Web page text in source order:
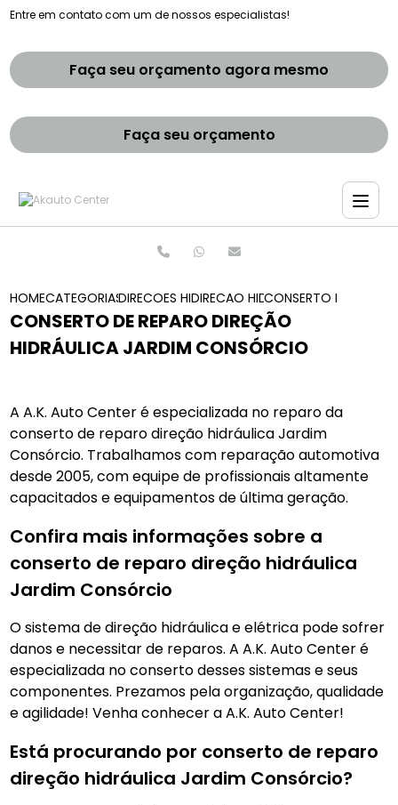
Entre em contato com um de nossos especialistas!
Faça seu orçamento agora mesmo
Faça seu orçamento
HOMECATEGORIASDIRECOES HIDRAULICASDIRECAO HIDRAULICA E ELETRICA
CONSERTO DE
CONSERTO DE REPARO DIREÇÃO
HIDRÁULICA JARDIM CONSÓRCIO
A A.K. Auto Center é especializada no reparo da
conserto de reparo direção hidráulica Jardim
Consórcio. Trabalhamos com reparação automotiva
desde 2005, com equipe de profissionais altamente
capacitados e equipamentos de última geração.
Confira mais informações sobre a
conserto de reparo direção hidráulica
Jardim Consórcio
O sistema de direção hidráulica e elétrica pode sofrer
danos e necessitar de reparos. A A.K. Auto Center é
especializada no conserto desses sistemas e seus
componentes. Prezamos pela organização, qualidade
e agilidade! Venha conhecer a A.K. Auto Center!
Está procurando por conserto de reparo
direção hidráulica Jardim Consórcio?